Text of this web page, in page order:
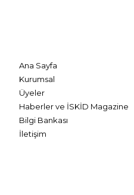
Ana Sayfa
Kurumsal
Üyeler
Haberler ve İSKİD Magazine
Bilgi Bankası
İletişim